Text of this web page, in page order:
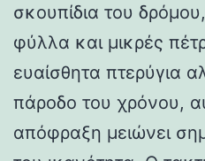
σκουπίδια του
φύλλα και μικρές
ευαίσθητα πτερύγια
πάροδο του χρόνου,
απόφραξη μειώνει